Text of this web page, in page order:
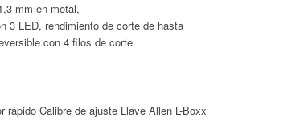
mm en metal,
3 LED, rendimiento de corte de hasta
con 4 filos de corte
Calibre de ajuste Llave Allen L-Boxx